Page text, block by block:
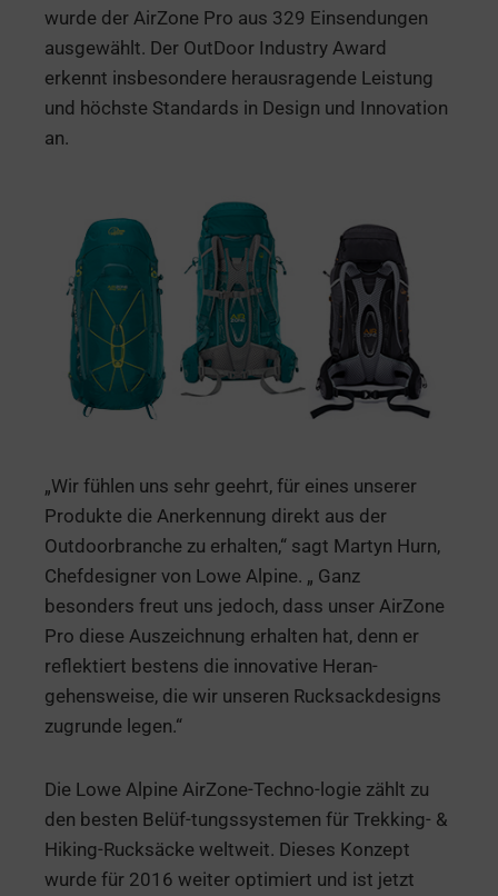
wurde der AirZone Pro aus 329 Einsendungen
ausgewählt. Der OutDoor Industry Award
erkennt insbesondere herausragende Leistung
und höchste Standards in Design und Innovation
an.
„Wir fühlen uns sehr geehrt, für eines unserer
Produkte die Anerkennung direkt aus der
Outdoorbranche zu erhalten,“ sagt Martyn Hurn,
Chefdesigner von Lowe Alpine. „ Ganz
besonders freut uns jedoch, dass unser AirZone
Pro diese Auszeichnung erhalten hat, denn er
reflektiert bestens die innovative Heran-
gehensweise, die wir unseren Rucksackdesigns
zugrunde legen.“
Die Lowe Alpine AirZone-Techno-logie zählt zu
den besten Belüf-tungssystemen für Trekking- &
Hiking-Rucksäcke weltweit. Dieses Konzept
wurde für 2016 weiter optimiert und ist jetzt